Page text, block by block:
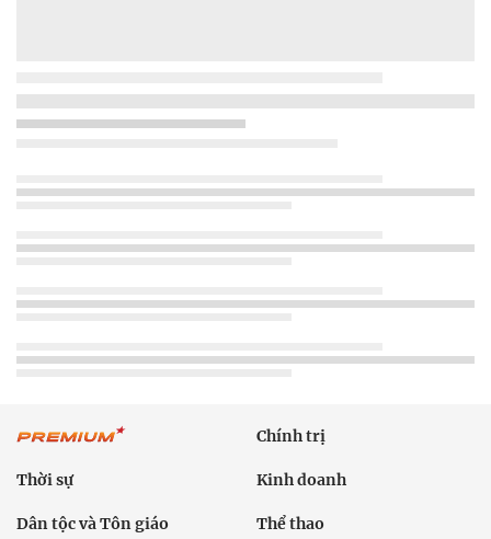
Chính trị
Thời sự Kinh doanh
Dân tộc và Tôn giáo Thể thao